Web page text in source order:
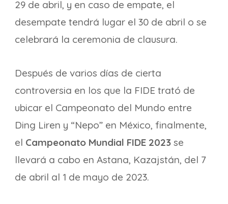
29 de abril, y en caso de empate, el
desempate tendrá lugar el 30 de abril o se
celebrará la ceremonia de clausura.
Después de varios días de cierta
controversia en los que la FIDE trató de
ubicar el Campeonato del Mundo entre
Ding Liren y “Nepo” en México, finalmente,
el Campeonato Mundial FIDE 2023 se
llevará a cabo en Astana, Kazajstán, del 7
de abril al 1 de mayo de 2023.